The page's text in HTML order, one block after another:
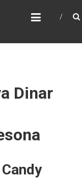
Dinar